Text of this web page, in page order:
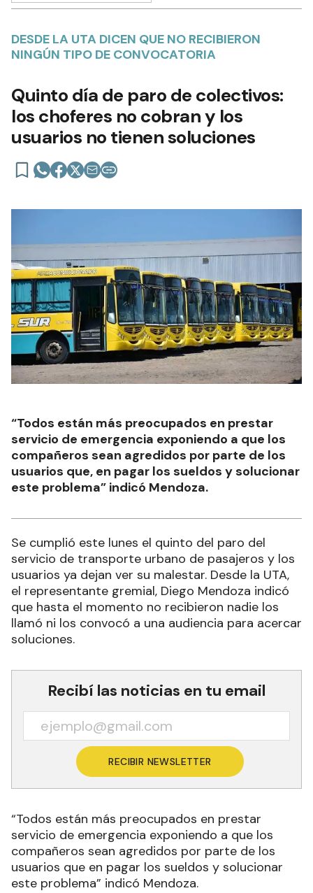
DESDE LA UTA DICEN QUE NO RECIBIERON
NINGÚN TIPO DE CONVOCATORIA
Quinto día de paro de colectivos:
los choferes no cobran y los
usuarios no tienen soluciones
“Todos están más preocupados en prestar
servicio de emergencia exponiendo a que los
compañeros sean agredidos por parte de los
usuarios que, en pagar los sueldos y solucionar
este problema” indicó Mendoza.
Se cumplió este lunes el quinto del paro del
servicio de transporte urbano de pasajeros y los
usuarios ya dejan ver su malestar. Desde la UTA,
el representante gremial, Diego Mendoza indicó
que hasta el momento no recibieron nadie los
llamó ni los convocó a una audiencia para acercar
soluciones.
Recibí las noticias en tu email
RECIBIR NEWSLETTER
“Todos están más preocupados en prestar
servicio de emergencia exponiendo a que los
compañeros sean agredidos por parte de los
usuarios que en pagar los sueldos y solucionar
este problema” indicó Mendoza.